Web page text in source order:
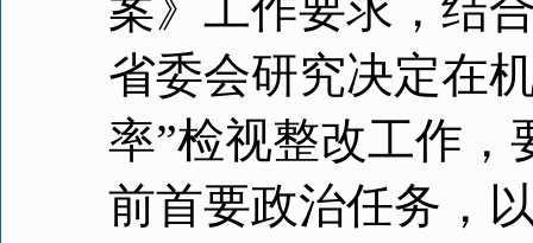
省委会研究决定在
率”检视整改工作
前首要政治任务，